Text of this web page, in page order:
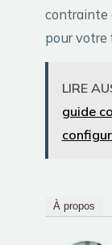
contrainte
pour votre
LIRE
guide
À propos